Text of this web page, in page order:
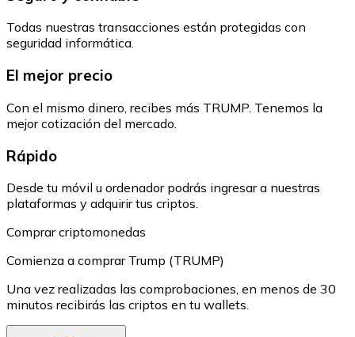
Todas nuestras transacciones están protegidas con
seguridad informática.
El mejor precio
Con el mismo dinero, recibes más TRUMP. Tenemos la
mejor cotización del mercado.
Rápido
Desde tu móvil u ordenador podrás ingresar a nuestras
plataformas y adquirir tus criptos.
Comprar criptomonedas
Comienza a comprar Trump (TRUMP)
Una vez realizadas las comprobaciones, en menos de 30
minutos recibirás las criptos en tu wallets.